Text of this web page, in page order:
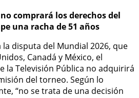
comprará los derechos del
una racha de 51 años
la disputa del Mundial 2026, que
Canadá y México, el
la Televisión Pública no adquirirá
del torneo. Según lo
“no se trata de una decisión